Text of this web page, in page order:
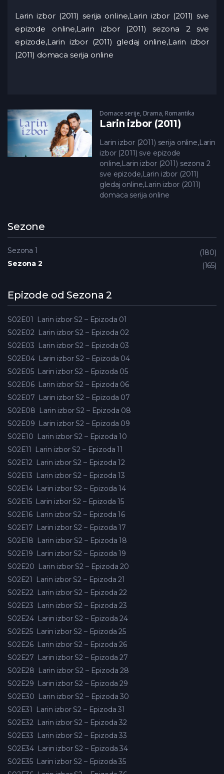
Larin izbor (2011) serija online,Larin izbor (2011) sve
epizode online,Larin izbor (2011) sezona 2 sve
epizode,Larin izbor (2011) gledaj online,Larin izbor
(2011) domaca serija online
Domace serije, Drama, Romantika
Larin izbor (2011)
Larin izbor (2011) serija online,Larin
izbor (2011) sve epizode
online,Larin izbor (2011) sezona 2
sve epizode,Larin izbor (2011)
gledaj online,Larin izbor (2011)
domaca serija online
Sezone
Sezona 1
180
Sezona 2
165
Epizode od Sezona 2
S02E01
Larin izbor S2 – Epizoda 01
S02E02 Larin izbor S2 – Epizoda 02
S02E03 Larin izbor S2 – Epizoda 03
S02E04 Larin izbor S2 – Epizoda 04
S02E05 Larin izbor S2 – Epizoda 05
S02E06 Larin izbor S2 – Epizoda 06
S02E07 Larin izbor S2 – Epizoda 07
S02E08 Larin izbor S2 – Epizoda 08
S02E09 Larin izbor S2 – Epizoda 09
S02E10 Larin izbor S2 – Epizoda 10
S02E11
Larin izbor S2 – Epizoda 11
S02E12 Larin izbor S2 – Epizoda 12
S02E13 Larin izbor S2 – Epizoda 13
S02E14 Larin izbor S2 – Epizoda 14
S02E15 Larin izbor S2 – Epizoda 15
S02E16 Larin izbor S2 – Epizoda 16
S02E17 Larin izbor S2 – Epizoda 17
S02E18 Larin izbor S2 – Epizoda 18
S02E19 Larin izbor S2 – Epizoda 19
S02E20 Larin izbor S2 – Epizoda 20
S02E21
Larin izbor S2 – Epizoda 21
S02E22 Larin izbor S2 – Epizoda 22
S02E23 Larin izbor S2 – Epizoda 23
S02E24 Larin izbor S2 – Epizoda 24
S02E25 Larin izbor S2 – Epizoda 25
S02E26 Larin izbor S2 – Epizoda 26
S02E27 Larin izbor S2 – Epizoda 27
S02E28 Larin izbor S2 – Epizoda 28
S02E29 Larin izbor S2 – Epizoda 29
S02E30 Larin izbor S2 – Epizoda 30
S02E31
Larin izbor S2 – Epizoda 31
S02E32 Larin izbor S2 – Epizoda 32
S02E33 Larin izbor S2 – Epizoda 33
S02E34 Larin izbor S2 – Epizoda 34
S02E35 Larin izbor S2 – Epizoda 35